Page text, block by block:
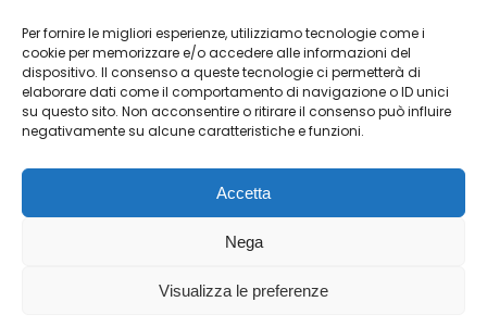
Per fornire le migliori esperienze, utilizziamo tecnologie come i
cookie per memorizzare e/o accedere alle informazioni del
dispositivo. Il consenso a queste tecnologie ci permetterà di
elaborare dati come il comportamento di navigazione o ID unici
su questo sito. Non acconsentire o ritirare il consenso può influire
negativamente su alcune caratteristiche e funzioni.
Accetta
Nega
Visualizza le preferenze
Informativa Privacy
P.Iva: 04291971002 | info@pec.gruppofloris.eu |